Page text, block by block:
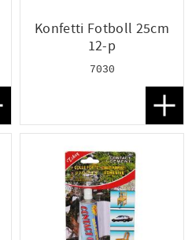
till i favoriter
Konfetti Fotboll 25cm
12-p
7030